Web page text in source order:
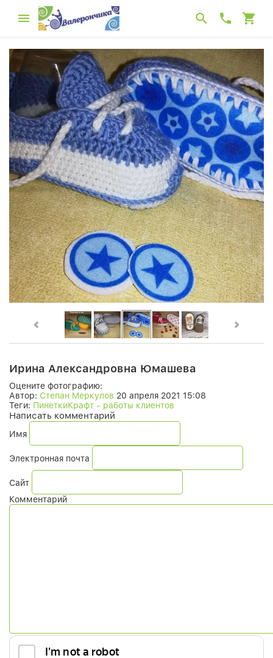
Ирина Александровна Юмашева
Оцените фотографию:
Автор: Степан Меркулов 20 апреля 2021 15:08
Теги: ПинеткиКрафт - работы клиентов
Написать комментарий
Имя
Электронная почта
Сайт
Комментарий